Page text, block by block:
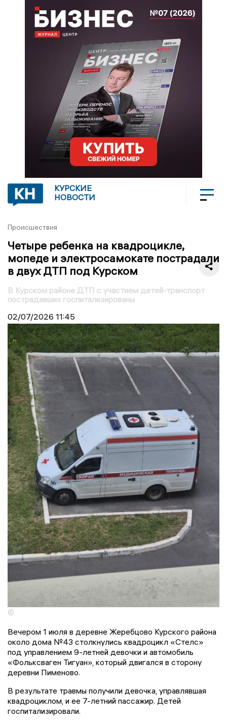
КУРСКИЕ
НОВОСТИ
Происшествия
Четыре ребенка на квадроцикле,
мопеде и электросамокате пострадали
в двух ДТП под Курском
В Курском районе ДТП с участием детей-транспорт
пострадавших госпитализированы
02/07/2026 11:45
©
Вечером 1 июля в деревне Жеребцово Курского района
около дома №43 столкнулись квадроцикл «Стелс»
под управлением 9-летней девочки и автомобиль
«Фольксваген Тигуан», который двигался в сторону
деревни Пименово.
В результате травмы получили девочка, управлявшая
квадроциклом, и ее 7-летний пассажир. Детей
госпитализировали.